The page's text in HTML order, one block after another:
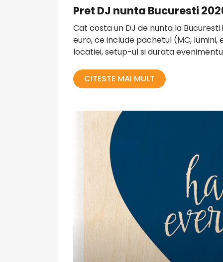
Pret DJ nunta Bucuresti
Cat costa un DJ de nunta la
euro, ce include pachetul (MC,
locatiei, setup-ul si durata
CITESTE MAI MULT